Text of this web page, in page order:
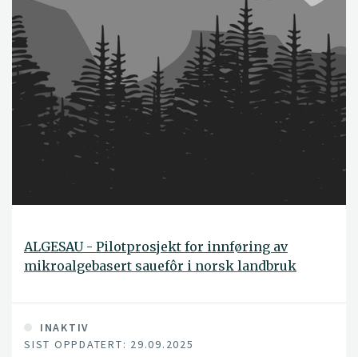
ALGESAU - Pilotprosjekt for innføring av
mikroalgebasert sauefôr i norsk landbruk
INAKTIV
SIST OPPDATERT: 29.09.2025